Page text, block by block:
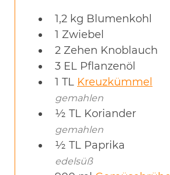
1,2 kg Blumenkohl
1 Zwiebel
2 Zehen Knoblauch
3 EL Pflanzenöl
1 TL Kreuzkümmel
gemahlen
½ TL Koriander
gemahlen
½ TL Paprika
edelsüß